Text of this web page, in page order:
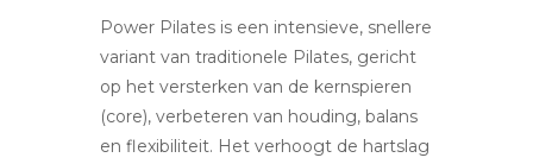
Power Pilates is een intensieve, snellere
variant van traditionele Pilates, gericht
op het versterken van de kernspieren
(core), verbeteren van houding, balans
en flexibiliteit. Het verhoogt de hartslag